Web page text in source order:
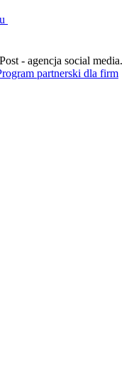
- agencja social media.
partnerski dla firm